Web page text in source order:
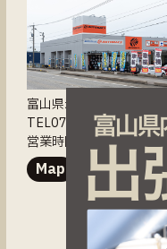
富山県氷見市加納428-1
TEL0766-74-1500
営業時間9:30 - 18:00
Map
オート
大沢野